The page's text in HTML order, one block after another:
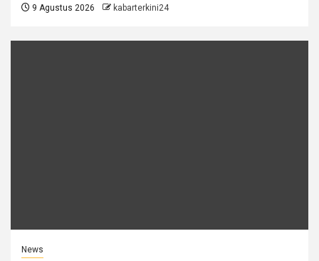
9 Agustus 2026 kabarterkini24
News